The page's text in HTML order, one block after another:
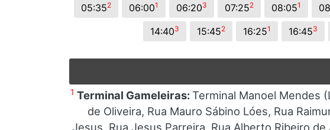
05:352 06:001 06:203 07:252 08:051
14:403 15:452 16:251 16:453
1 Terminal Gameleiras:Terminal Manoel Mendes
de Oliveira, Rua Mauro Sábino Lóes, Rua
Jesus, Rua Jesus Parreira, Rua Alberto Ribeiro